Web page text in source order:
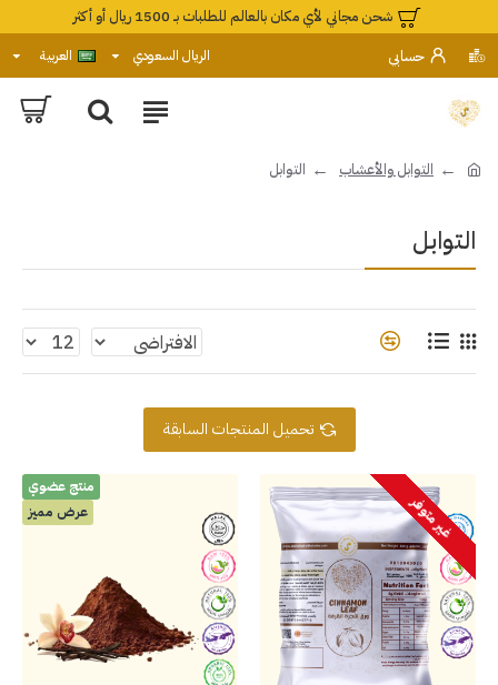
شحن مجاني لأي مكان بالعالم للطلبات بـ 1500 ريال أو أكثر
حسابي
الريال السعودي العربية
التوابل والأعشاب التوابل
التوابل
تحميل المنتجات السابقة
غير متوفر
منتج عضوي
عرض مميز